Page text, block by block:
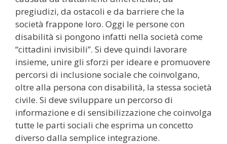
pregiudizi, da ostacoli e da barriere che la
società frappone loro. Oggi le persone con
disabilità si pongono infatti nella società come
“cittadini invisibili”. Si deve quindi lavorare
insieme, unire gli sforzi per ideare e promuovere
percorsi di inclusione sociale che coinvolgano,
oltre alla persona con disabilità, la stessa società
civile. Si deve sviluppare un percorso di
informazione e di sensibilizzazione che coinvolga
tutte le parti sociali che esprima un concetto
diverso dalla semplice integrazione.